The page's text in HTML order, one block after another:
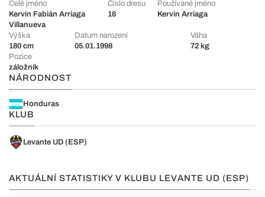
Celé jméno
Kervin Fabián Arriaga
Villanueva
Číslo dresu
16
Používané jméno
Kervin Arriaga
Výška
180 cm
Datum narození
05.01.1998
Váha
72 kg
Pozice
záložník
NÁRODNOST
Honduras
KLUB
Levante UD (ESP)
AKTUÁLNÍ STATISTIKY V KLUBU LEVANTE UD (ESP)